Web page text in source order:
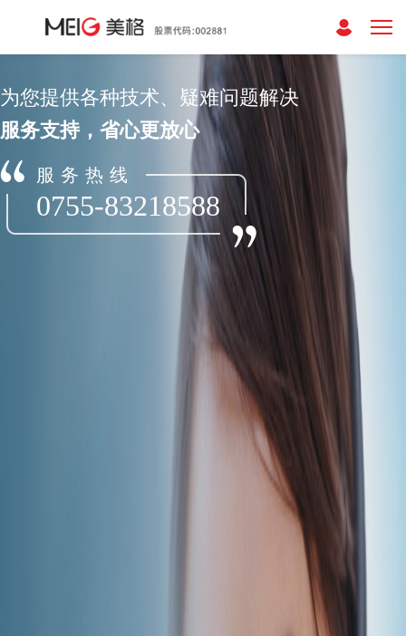
为您提供各种技术、疑难问题解决
服务支持，省心更放心
服务热线
0755-83218588